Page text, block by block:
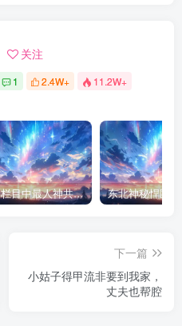
关注
1 2.4W+ 11.2W+
天网栏目中最人神共愤的一期《消失的夫妻》
下一篇
小姑子得甲流非要到我家，
丈夫也帮腔